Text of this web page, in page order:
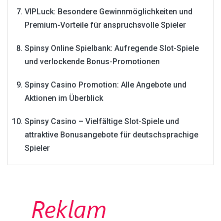
VIPLuck: Besondere Gewinnmöglichkeiten und
Premium-Vorteile für anspruchsvolle Spieler
Spinsy Online Spielbank: Aufregende Slot-Spiele
und verlockende Bonus-Promotionen
Spinsy Casino Promotion: Alle Angebote und
Aktionen im Überblick
Spinsy Casino – Vielfältige Slot-Spiele und
attraktive Bonusangebote für deutschsprachige
Spieler